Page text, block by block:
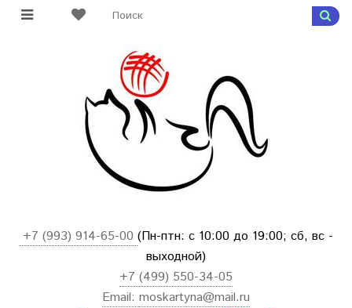
+7 (993) 914-65-00 (Пн-птн: с 10:00 до 19:00; сб, вс -
выходной)
+7 (499) 550-34-05
Email: moskartyna@mail.ru